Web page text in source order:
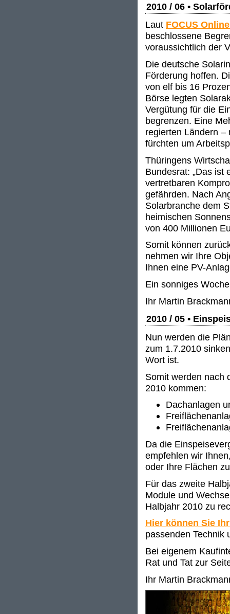
2010 / 06 •
Laut FOCUS
beschlossene
voraussichtlich der
Die deutsche
Förderung hoffen.
von elf bis 16
Börse legten
Vergütung für die
begrenzen. Eine
regierten Ländern –
fürchten um
Thüringens
Bundesrat: „Das ist
vertretbaren
gefährden. Nach
Solarbranche dem
heimischen
von 400 Millionen
Somit können
nehmen wir Ihre
Ihnen eine PV-
Ein sonniges
Ihr Martin
2010 / 05 •
Nun werden die
zum 1.7.2010
Wort ist.
Somit werden nach
2010 kommen:
Dachanlagen
Da die
empfehlen wir
oder Ihre Flächen
Für das zweite
Module und
Halbjahr 2010 zu
Hier können Sie
passenden Technik
Bei eigenem
Rat und Tat zur
Ihr Martin